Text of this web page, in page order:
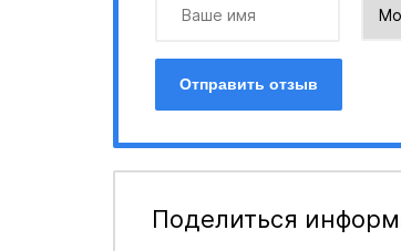
Отправить отзыв
Поделиться